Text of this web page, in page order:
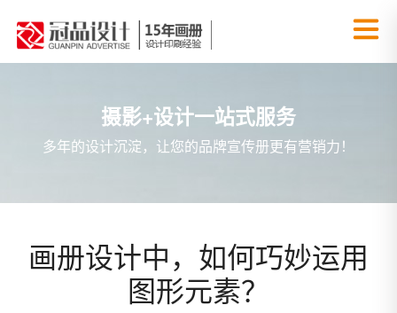
摄影+设计一站式服务
多年的设计沉淀，让您的品牌宣传册更有营销力！
画册设计中，如何巧妙运用
图形元素？